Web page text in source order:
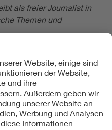
als freier Journalist in
Themen und